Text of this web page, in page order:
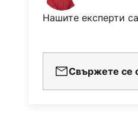
Нашите експерти
Свържете се